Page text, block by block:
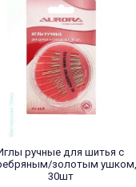
ручные для шитья с
золотым ушком,
30шт